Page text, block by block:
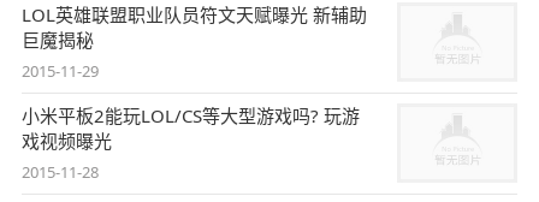
LOL英雄联盟职业队员符文天赋曝光 新辅助
巨魔揭秘
2015-11-29
小米平板2能玩LOL/CS等大型游戏吗? 玩游
戏视频曝光
2015-11-28